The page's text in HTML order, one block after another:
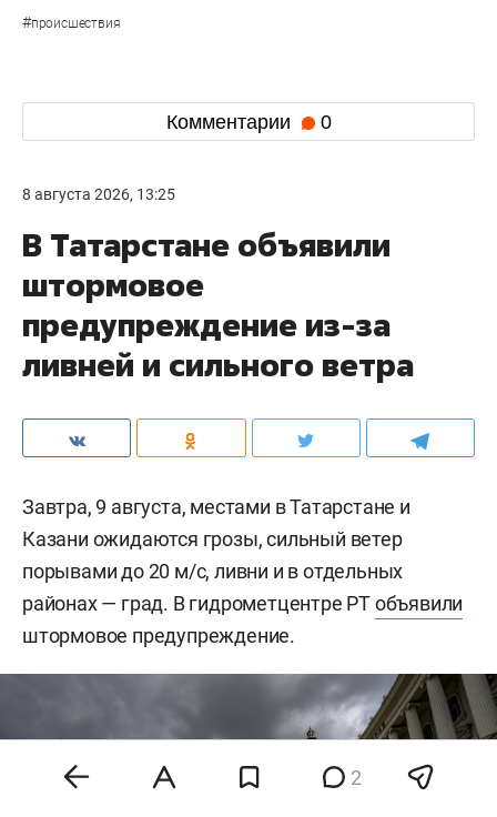
#происшествия
Комментарии 0
8 августа 2026, 13:25
В Татарстане объявили
штормовое
предупреждение из-за
ливней и сильного ветра
Завтра, 9 августа, местами в Татарстане и
Казани ожидаются грозы, сильный ветер
порывами до 20 м/c, ливни и в отдельных
районах — град. В гидрометцентре РТобъявили
штормовое предупреждение.
2